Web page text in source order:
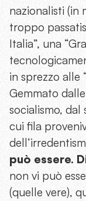
nazionalisti (in
troppo
Italia”, una
in sprezzo alle
Gemmato
socialismo, dal
cui fila
può essere.
non vi può
(quelle vere),